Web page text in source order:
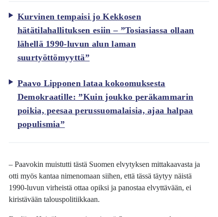
Kurvinen tempaisi jo Kekkosen
hätätilahallituksen esiin – ”Tosiasiassa ollaan
lähellä 1990-luvun alun laman
suurtyöttömyyttä”
Paavo Lipponen lataa kokoomuksesta
Demokraatille: ”Kuin joukko peräkammarin
poikia, peesaa perussuomalaisia, ajaa halpaa
populismia”
– Paavokin muistutti tästä Suomen elvytyksen mittakaavasta ja
otti myös kantaa nimenomaan siihen, että tässä täytyy näistä
1990-luvun virheistä ottaa opiksi ja panostaa elvyttävään, ei
kiristävään talouspolitiikkaan.